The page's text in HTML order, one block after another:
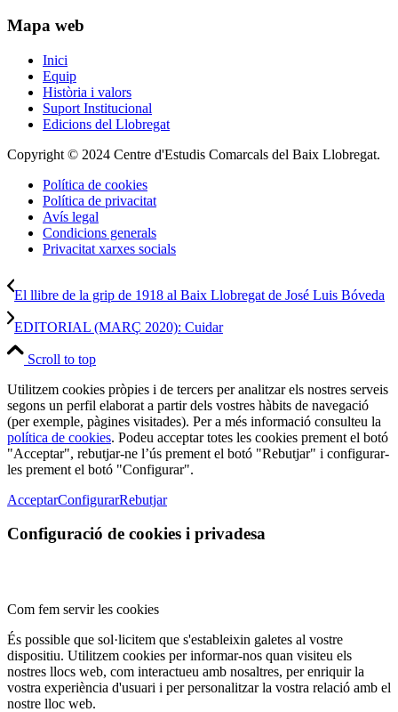
Mapa web
Inici
Equip
Història i valors
Suport Institucional
Edicions del Llobregat
Copyright © 2024 Centre d'Estudis Comarcals del Baix Llobregat.
Política de cookies
Política de privacitat
Avís legal
Condicions generals
Privacitat xarxes socials
El llibre de la grip de 1918 al Baix Llobregat de José Luis Bóveda
EDITORIAL (MARÇ 2020): Cuidar
Scroll to top
Utilitzem cookies pròpies i de tercers per analitzar els nostres serveis
segons un perfil elaborat a partir dels vostres hàbits de navegació
(per exemple, pàgines visitades). Per a més informació consulteu la
política de cookies. Podeu acceptar totes les cookies prement el botó
"Acceptar", rebutjar-ne l’ús prement el botó "Rebutjar" i configurar-
les prement el botó "Configurar".
AcceptarConfigurarRebutjar
Configuració de cookies i privadesa
Com fem servir les cookies
És possible que sol·licitem que s'estableixin galetes al vostre
dispositiu. Utilitzem cookies per informar-nos quan visiteu els
nostres llocs web, com interactueu amb nosaltres, per enriquir la
vostra experiència d'usuari i per personalitzar la vostra relació amb el
nostre lloc web.